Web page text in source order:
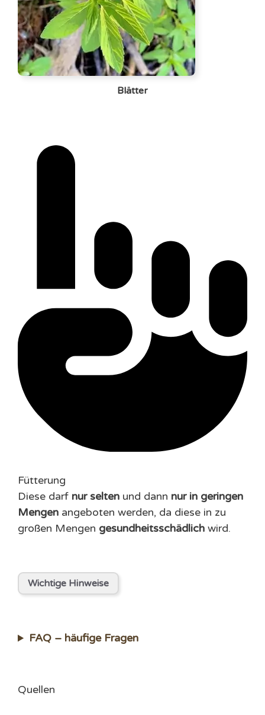
Blätter
Fütterung
Diese darf nur selten und dann nur in geringen
Mengen angeboten werden, da diese in zu
großen Mengen gesundheitsschädlich wird.
Wichtige Hinweise
FAQ – häufige Fragen
Quellen